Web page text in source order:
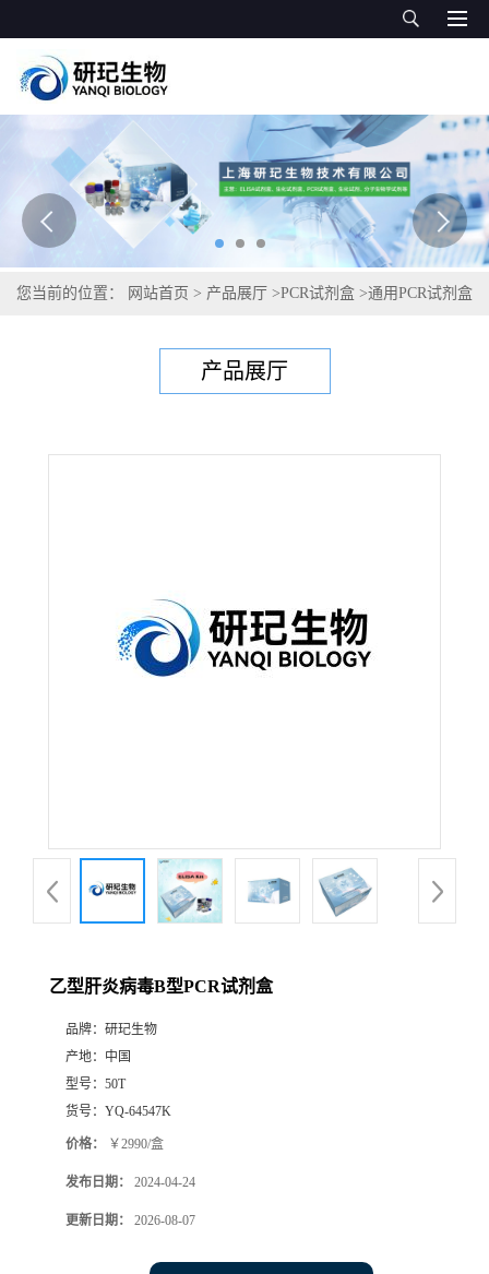
您当前的位置： 网站首页 > 产品展厅 >PCR试剂盒 >通用PCR试剂盒
产品展厅
乙型肝炎病毒B型PCR试剂盒
品牌： 研玘生物
产地： 中国
型号： 50T
货号： YQ-64547K
价格： ￥2990/盒
发布日期： 2024-04-24
更新日期： 2026-08-07